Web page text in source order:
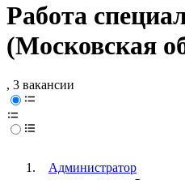
Работа
(Московская
, 3 вакансии
Администратор